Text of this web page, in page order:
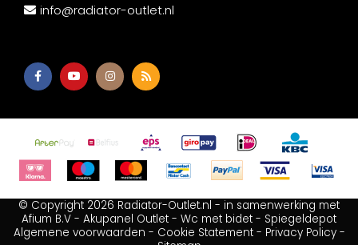
info@radiator-outlet.nl
© Copyright 2026 Radiator-Outlet.nl - in samenwerking met
Afium B.V - Akupanel Outlet - Wc met bidet - Spiegeldepot
Algemene voorwaarden - Cookie Statement- Privacy Policy-